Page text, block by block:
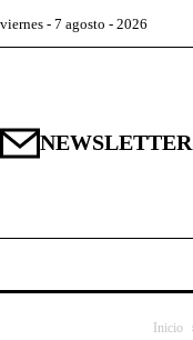
viernes - 7 agosto - 2026
NEWSLETTER
Inicio